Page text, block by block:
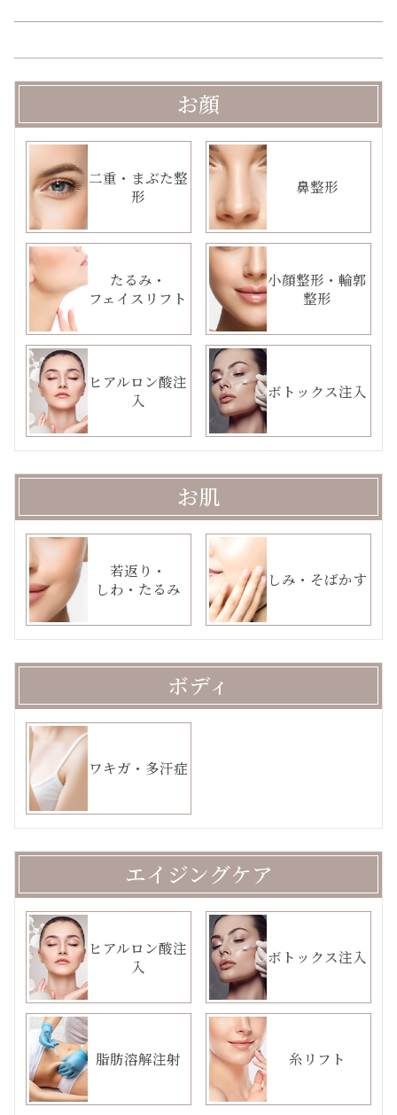
お顔
二重・まぶた整
形
鼻整形
たるみ・
フェイスリフト
小顔整形・輪郭
整形
ヒアルロン酸注
入
ボトックス注入
お肌
若返り・
しわ・たるみ
しみ・そばかす
ボディ
ワキガ・多汗症
エイジングケア
ヒアルロン酸注
入
ボトックス注入
脂肪溶解注射 糸リフト